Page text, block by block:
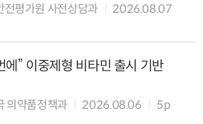
전평가원 사전상담과
2026.08.07
에” 이중제형 비타민 출시 기반
의약품정책과 2026.08.06 5p